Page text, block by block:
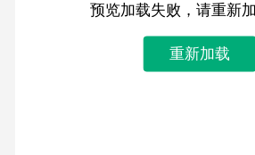
预览加载失败，请重新
重新加载